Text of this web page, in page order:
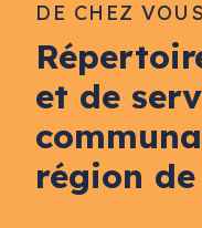
DE CHEZ VOUS
et de
région